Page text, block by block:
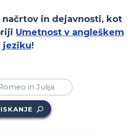
in dejavnosti, kot
Umetnost v angleškem
jeziku!
ISKANJE